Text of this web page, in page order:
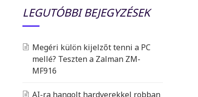
LEGUTÓBBI BEJEGYZÉSEK
Megéri külön kijelzőt tenni a PC
mellé? Teszten a Zalman ZM-
MF916
AI-ra hangolt hardverekkel robban